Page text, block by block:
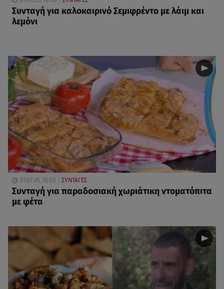
Συνταγή για καλοκαιρινό Σεμιφρέντο με λάιμ και
λεμόνι
31.07.26, 10:00 ΣΥΝΤΑΓΕΣ
Συνταγή για παραδοσιακή χωριάτικη ντοματόπιτα
με φέτα